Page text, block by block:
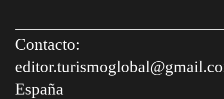
Contacto:
España